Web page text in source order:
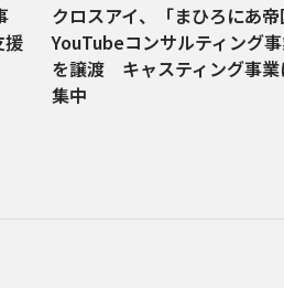
援
クロスアイ、「まひろにあ
YouTubeコンサルティング
を譲渡 キャスティング事業
集中